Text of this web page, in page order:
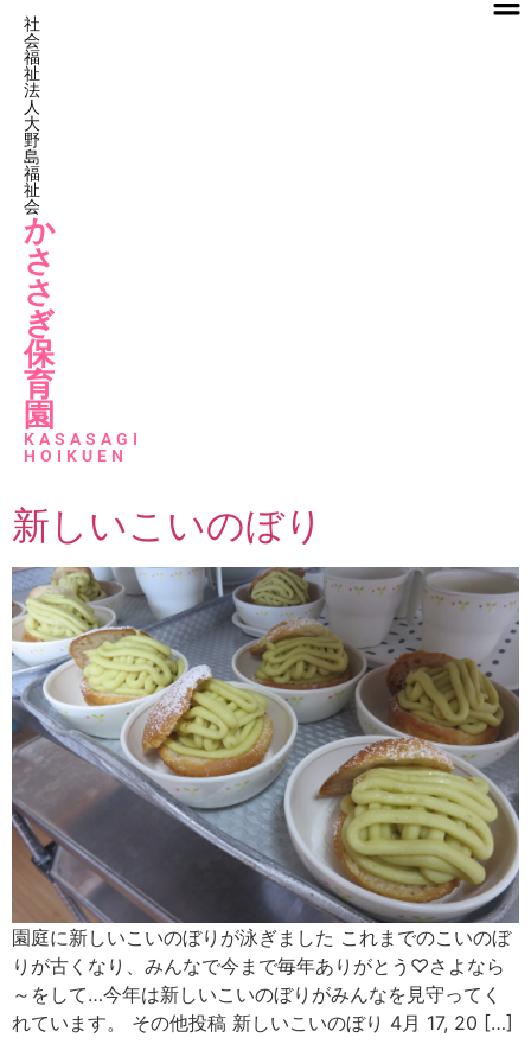
社
会
福
祉
法
人
大
野
島
福
祉
会
か
さ
さ
ぎ
保
育
園
KASASAGI
HOIKUEN
新しいこいのぼり
園庭に新しいこいのぼりが泳ぎました これまでのこいのぼ
りが古くなり、みんなで今まで毎年ありがとう♡さよなら
～をして…今年は新しいこいのぼりがみんなを見守ってく
れています。 その他投稿 新しいこいのぼり 4月 17, 20 […]